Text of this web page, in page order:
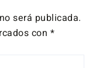
será publicada.
con *